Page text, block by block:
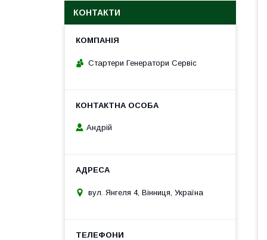
КОНТАКТИ
Стартери Генератори Сервіс
Андрій
вул. Янгеля 4, Вінниця, Україна